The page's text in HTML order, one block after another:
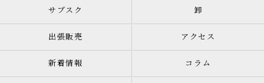
サブスク 卸
出張販売 アクセス
新着情報 コラム